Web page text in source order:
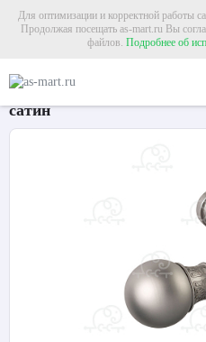
Для оптимизации и корректной работы
Продолжая посещать as-mart.ru Вы
файлов. Подробнее об
Карниз для штор
сатин